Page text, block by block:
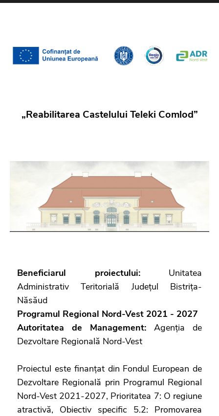
„Reabilitarea Castelului Teleki Comlod”
Beneficiarul proiectului:Unitatea
Administrativ Teritorială Județul Bistrița-
Năsăud
Programul Regional Nord-Vest 2021 - 2027
Autoritatea de Management: Agenția de
Dezvoltare Regională Nord-Vest
Proiectul este finanțat din Fondul European de
Dezvoltare Regională prin Programul Regional
Nord-Vest 2021-2027, Prioritatea 7: O regiune
atractivă, Obiectiv specific 5.2: Promovarea